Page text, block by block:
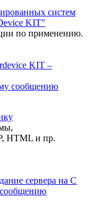
систем
KIT"
по применению.
KIT –
сообщению
HTML и пр.
сервера на С